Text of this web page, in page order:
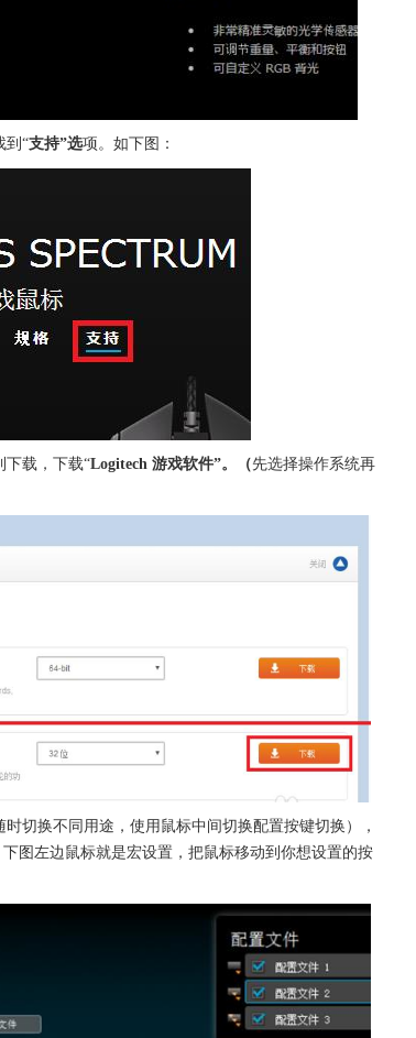
到“支持”选项。如下图：
下载，下载“Logitech 游戏软件”。（先选择操作系统再
时切换不同用途，使用鼠标中间切换配置按键切换），
下图左边鼠标就是宏设置，把鼠标移动到你想设置的按